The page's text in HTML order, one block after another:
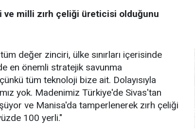
milli zırh çeliği üreticisi olduğunu
değer zinciri, ülke sınırları içerisinde
en önemli stratejik savunma
tüm teknoloji bize ait. Dolayısıyla
yok. Madenimiz Türkiye'de Sivas'tan
ve Manisa'da tamperlenerek zırh çeliği
100 yerli."